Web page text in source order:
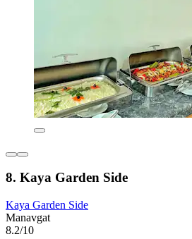
8. Kaya Garden Side
Kaya Garden Side
Manavgat
8.2/10